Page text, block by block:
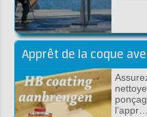
Apprêt de la coque
l’appr…